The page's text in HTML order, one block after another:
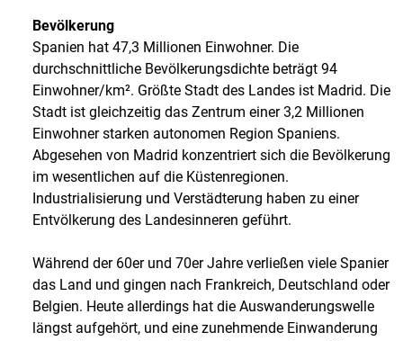
Bevölkerung
Spanien hat 47,3 Millionen Einwohner. Die
durchschnittliche Bevölkerungsdichte beträgt 94
Einwohner/km². Größte Stadt des Landes ist Madrid. Die
Stadt ist gleichzeitig das Zentrum einer 3,2 Millionen
Einwohner starken autonomen Region Spaniens.
Abgesehen von Madrid konzentriert sich die Bevölkerung
im wesentlichen auf die Küstenregionen.
Industrialisierung und Verstädterung haben zu einer
Entvölkerung des Landesinneren geführt.
Während der 60er und 70er Jahre verließen viele Spanier
das Land und gingen nach Frankreich, Deutschland oder
Belgien. Heute allerdings hat die Auswanderungswelle
längst aufgehört, und eine zunehmende Einwanderung